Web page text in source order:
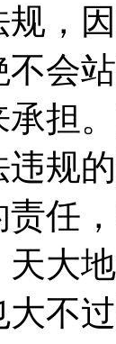
规，
不会
承担
违规
责任
天大
不过